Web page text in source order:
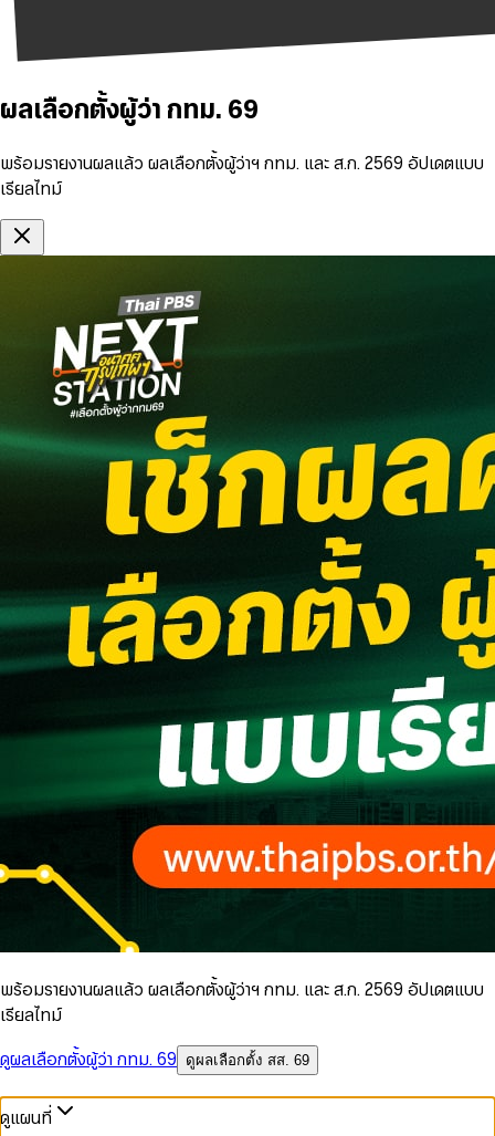
ผลเลือกตั้งผู้ว่า กทม. 69
พร้อมรายงานผลแล้ว ผลเลือกตั้งผู้ว่าฯ กทม. และ ส.ก. 2569 อัปเดตแบบ
เรียลไทม์
พร้อมรายงานผลแล้ว ผลเลือกตั้งผู้ว่าฯ กทม. และ ส.ก. 2569 อัปเดตแบบ
เรียลไทม์
ดูผลเลือกตั้งผู้ว่า กทม. 69
ดูผลเลือกตั้ง สส. 69
ดูแผนที่